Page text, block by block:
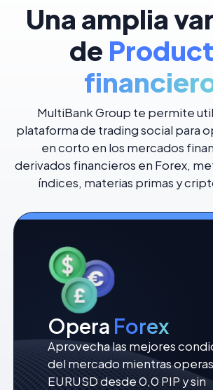
Una amplia
de
MultiBank Group te permite
plataforma de trading social para
en corto en los mercados
derivados financieros en Forex,
índices, materias primas y
Opera Forex
Aprovecha las mejores
del mercado mientras operas
EURUSD desde 0,0 PIP y sin